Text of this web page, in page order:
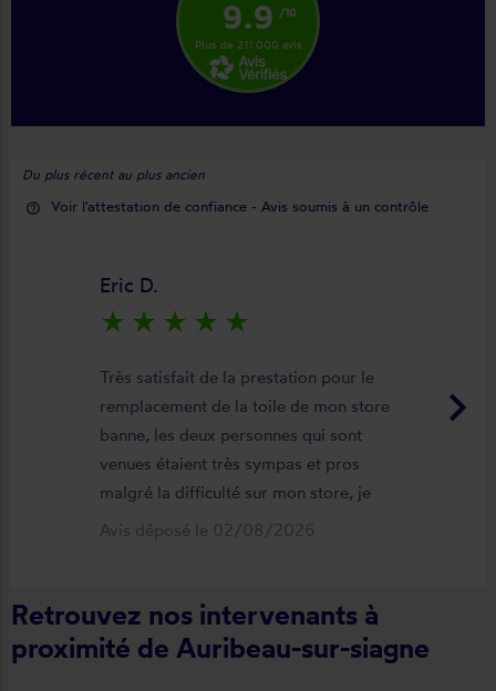
9.9 /10
Plus de 211 000 avis
Du plus récent au plus ancien
help_outline Voir l'attestation de confiance - Avis soumis à un contrôle
keyboard_arrow_right
Eric D.
star_rate star_rate star_rate star_rate star_rate
Très satisfait de la prestation pour le
remplacement de la toile de mon store
banne, les deux personnes qui sont
venues étaient très sympas et pros
malgré la difficulté sur mon store, je
suis satisfait du résultat et du
de la pose je recommande ????
Avis déposé le 02/08/2026
Retrouvez nos intervenants à
proximité de Auribeau-sur-siagne